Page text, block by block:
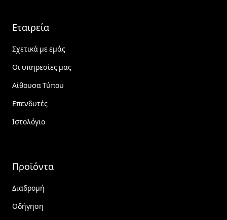
Εταιρεία
Σχετικά με εμάς
Οι υπηρεσίες μας
Αίθουσα Τύπου
Επενδυτές
Ιστολόγιο
Προϊόντα
Διαδρομή
Οδήγηση